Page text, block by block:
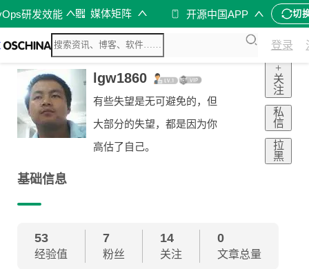
研发效能 媒体矩阵 开源中国APP 切
登录
lgw1860
有些失望是无可避免的，但
大部分的失望，都是因为你
高估了自己。
+
关
注
私
信
拉
黑
基础信息
53
经验值
7
粉丝
14
关注
0
文章总量